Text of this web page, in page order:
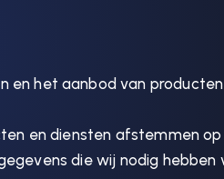
het aanbod van
en diensten afstemmen
die wij nodig